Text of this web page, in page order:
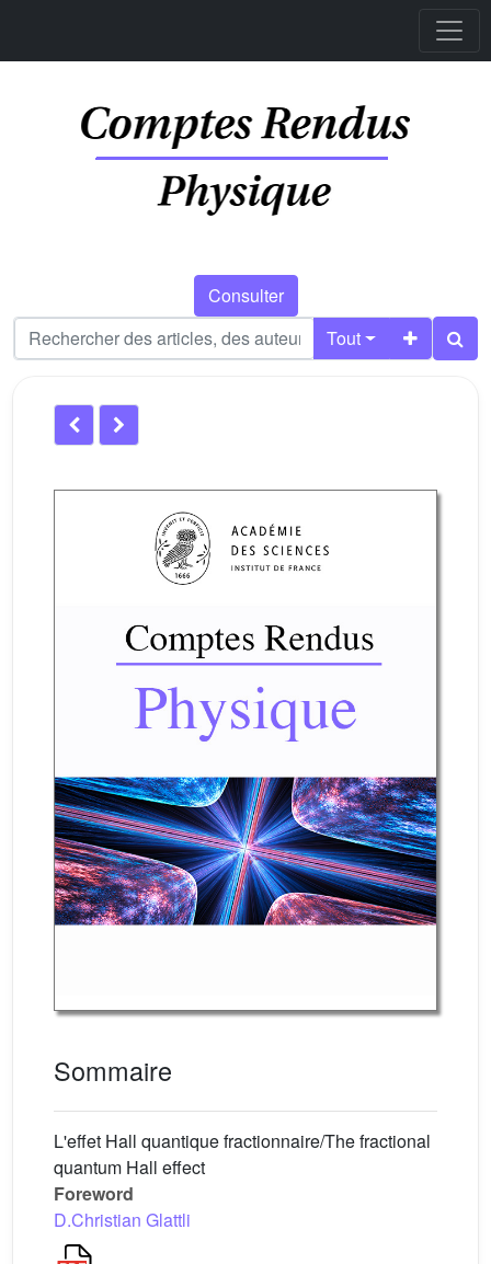
Consulter
Tout
Sommaire
L'effet Hall quantique fractionnaire/The fractional
quantum Hall effect
Foreword
D.Christian Glattli